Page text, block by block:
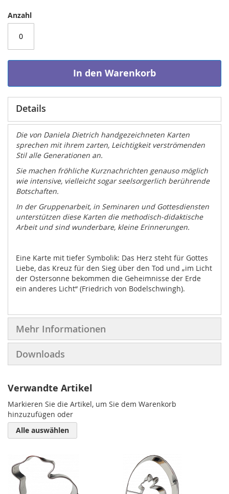
Anzahl
In den Warenkorb
Details
Die von Daniela Dietrich handgezeichneten Karten
sprechen mit ihrem zarten, Leichtigkeit verströmenden
Stil alle Generationen an.
Sie machen fröhliche Kurznachrichten genauso möglich
wie intensive, vielleicht sogar seelsorgerlich berührende
Botschaften.
In der Gruppenarbeit, in Seminaren und Gottesdiensten
unterstützen diese Karten die methodisch-didaktische
Arbeit und sind wunderbare, kleine Erinnerungen.
Eine Karte mit tiefer Symbolik: Das Herz steht für Gottes
Liebe, das Kreuz für den Sieg über den Tod und „im Licht
der Ostersonne bekommen die Geheimnisse der Erde
ein anderes Licht“ (Friedrich von Bodelschwingh).
Mehr Informationen
Downloads
Verwandte Artikel
Markieren Sie die Artikel, um Sie dem Warenkorb
hinzuzufügen oder
Alle auswählen